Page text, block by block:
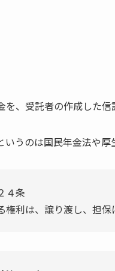
を、受託者の作成した
いうのは国民年金法や厚
４条
権利は、譲り渡し、担保